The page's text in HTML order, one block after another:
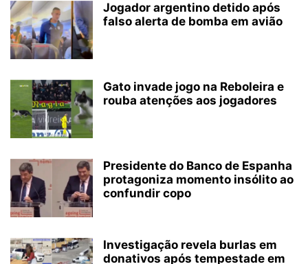
Jogador argentino detido após
falso alerta de bomba em avião
Gato invade jogo na Reboleira e
rouba atenções aos jogadores
Presidente do Banco de Espanha
protagoniza momento insólito ao
confundir copo
Investigação revela burlas em
donativos após tempestade em